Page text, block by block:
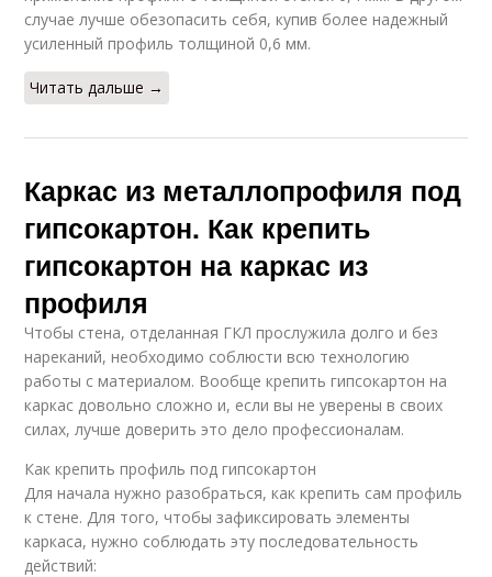
случае лучше обезопасить себя, купив более надежный
усиленный профиль толщиной 0,6 мм.
Читать дальше →
Каркас из металлопрофиля под
гипсокартон. Как крепить
гипсокартон на каркас из
профиля
Чтобы стена, отделанная ГКЛ прослужила долго и без
нареканий, необходимо соблюсти всю технологию
работы с материалом. Вообще крепить гипсокартон на
каркас довольно сложно и, если вы не уверены в своих
силах, лучше доверить это дело профессионалам.
Как крепить профиль под гипсокартон
Для начала нужно разобраться, как крепить сам профиль
к стене. Для того, чтобы зафиксировать элементы
каркаса, нужно соблюдать эту последовательность
действий: